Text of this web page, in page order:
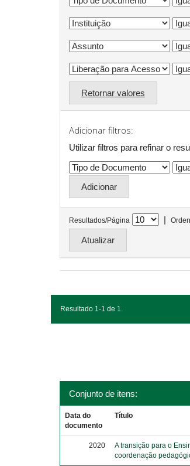
Retornar valores
Adicionar filtros:
Utilizar filtros para refinar o
Resultados/Página |
Resultado 1-1 de 1.
Conjunto de itens:
Data do
documento
Título
2020
A transição para o
coordenação